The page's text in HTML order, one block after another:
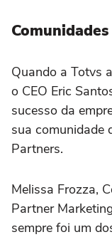
Quando a Totvs
o CEO Eric
sucesso da
sua comunidade
Partners.
Melissa Frozza,
Partner
sempre foi um